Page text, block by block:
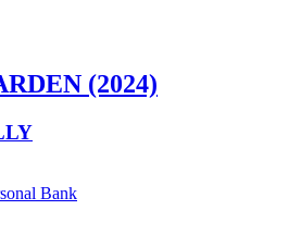
(2024)